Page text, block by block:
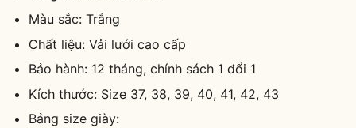
Màu sắc: Trắng
Chất liệu: Vải lưới cao cấp
Bảo hành: 12 tháng, chính sách 1 đổi 1
Kích thước: Size 37, 38, 39, 40, 41, 42, 43
Bảng size giày: